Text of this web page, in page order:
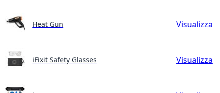
Heat Gun Visualizza
iFixit Safety Glasses Visualizza